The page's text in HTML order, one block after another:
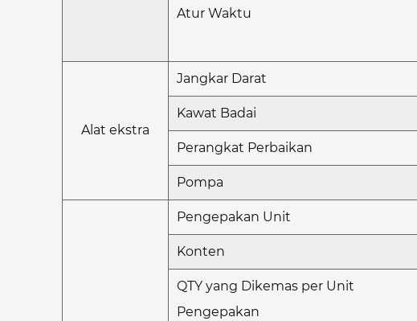
Atur Waktu
Alat ekstra
Jangkar Darat
Kawat Badai
Perangkat Perbaikan
Pompa
Pengepakan Unit
Konten
QTY yang Dikemas per Unit
Pengepakan